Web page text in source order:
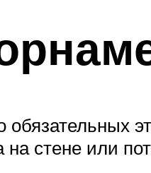
обязательных
стене или